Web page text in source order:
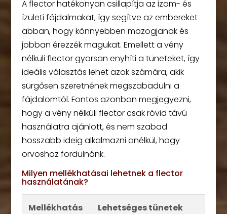
A flector hatékonyan csillapítja az izom- és
ízületi fájdalmakat, így segítve az embereket
abban, hogy könnyebben mozogjanak és
jobban érezzék magukat. Emellett a vény
nélküli flector gyorsan enyhíti a tüneteket, így
ideális választás lehet azok számára, akik
sürgősen szeretnének megszabadulni a
fájdalomtól. Fontos azonban megjegyezni,
hogy a vény nélküli flector csak rövid távú
használatra ajánlott, és nem szabad
hosszabb ideig alkalmazni anélkül, hogy
orvoshoz fordulnánk.
Milyen mellékhatásai lehetnek a flector
használatának?
Mellékhatás Lehetséges tünetek